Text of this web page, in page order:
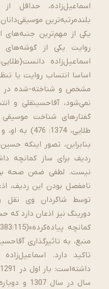
اسماعیل‌زاده، حداقل
بلندمرتبه‌ترین
یکی از مهم‌ترین جنبه‌های
روایت یکی از گوشه‌های
اساسا انتساب روایت یا
مشخص و شناخته-شده در
نمی‌شود، آقاحسینقلی و
گفتارهای شناخت موسیقی
طلایی، 1374:
بنابراین، تصور اینکه
ردیف برای ساز کمانچه
نیست. لطفی ضمن صحه بر
نامفصل بودن این ردیف،
دورینگ نیز اذعان دارد که
منبع، به تاثیرگذاری
تاکید دارد.
سال در